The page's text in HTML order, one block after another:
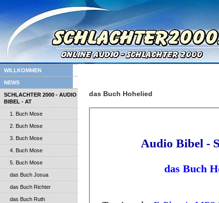
WILLKOMMEN
NEWS
SCHLACHTER 2000 - AUDIO
BIBEL - AT
1. Buch Mose
2. Buch Mose
3. Buch Mose
4. Buch Mose
5. Buch Mose
das Buch Josua
das Buch Richter
das Buch Ruth
das Buch Hohelied